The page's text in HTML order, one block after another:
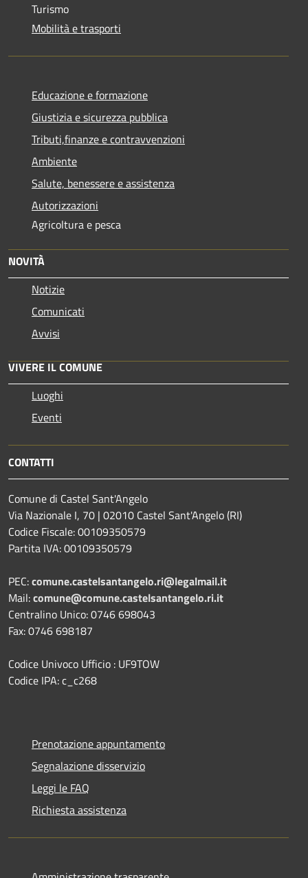
Turismo
Mobilità e trasporti
Educazione e formazione
Giustizia e sicurezza pubblica
Tributi,finanze e contravvenzioni
Ambiente
Salute, benessere e assistenza
Autorizzazioni
Agricoltura e pesca
NOVITÀ
Notizie
Comunicati
Avvisi
VIVERE IL COMUNE
Luoghi
Eventi
CONTATTI
Comune di Castel Sant'Angelo
Via Nazionale I, 70 | 02010 Castel Sant'Angelo (RI)
Codice Fiscale: 00109350579
Partita IVA: 00109350579
PEC:comune.castelsantangelo.ri@legalmail.it
Mail:comune@comune.castelsantangelo.ri.it
Centralino Unico: 0746 698043
Fax: 0746 698187
Codice Univoco Ufficio : UF9TOW
Codice IPA: c_c268
Prenotazione appuntamento
Segnalazione disservizio
Leggi le FAQ
Richiesta assistenza